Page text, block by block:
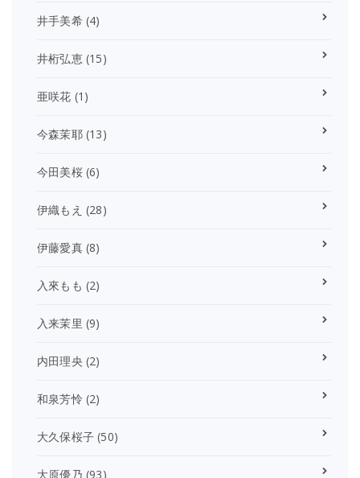
井手美希(4)
井桁弘恵(15)
亜咲花 (1)
今森茉耶(13)
今田美桜(6)
伊織もえ (28)
伊藤愛真(8)
入來もも (2)
入来茉里 (9)
内田理央 (2)
和泉芳怜 (2)
大久保桜子 (50)
大原優乃 (93)